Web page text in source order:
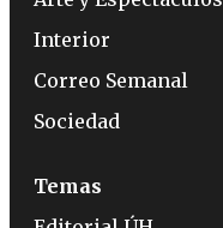
Interior
Correo Semanal
Sociedad
Temas